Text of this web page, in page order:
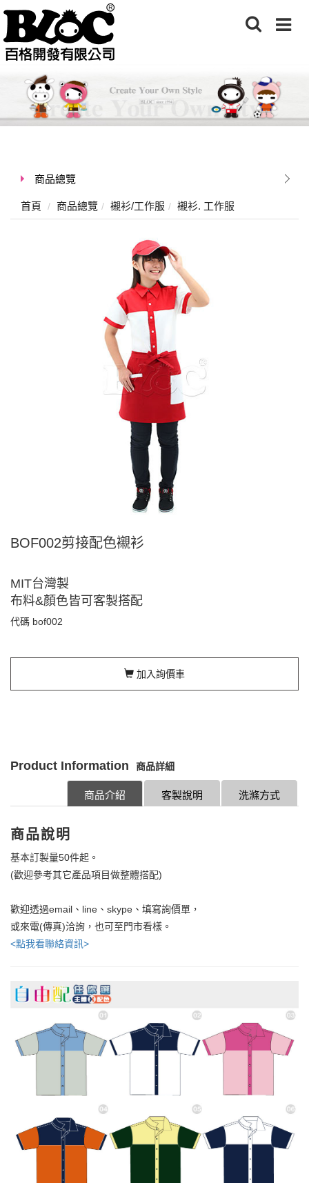
商品總覽
首頁 商品總覽 襯衫/工作服 襯衫. 工作服
BOF002剪接配色襯衫
MIT台灣製
布料&顏色皆可客製搭配
代碼 bof002
加入詢價車
Product Information 商品詳細
洗滌方式
客製說明
商品介紹
商品說明
基本訂製量50件起。
(歡迎參考其它產品項目做整體搭配)
歡迎透過email、line、skype、填寫詢價單，
或來電(傳真)洽詢，也可至門市看樣。
<點我看聯絡資訊>